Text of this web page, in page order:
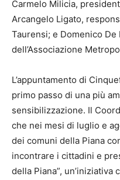
Carmelo Milicia,
Arcangelo Ligato,
Taurensi; e Domenico De
dell’Associazione
L’appuntamento di
primo passo di una più
sensibilizzazione. Il
che nei mesi di luglio e
dei comuni della Piana
incontrare i cittadini e
della Piana”,